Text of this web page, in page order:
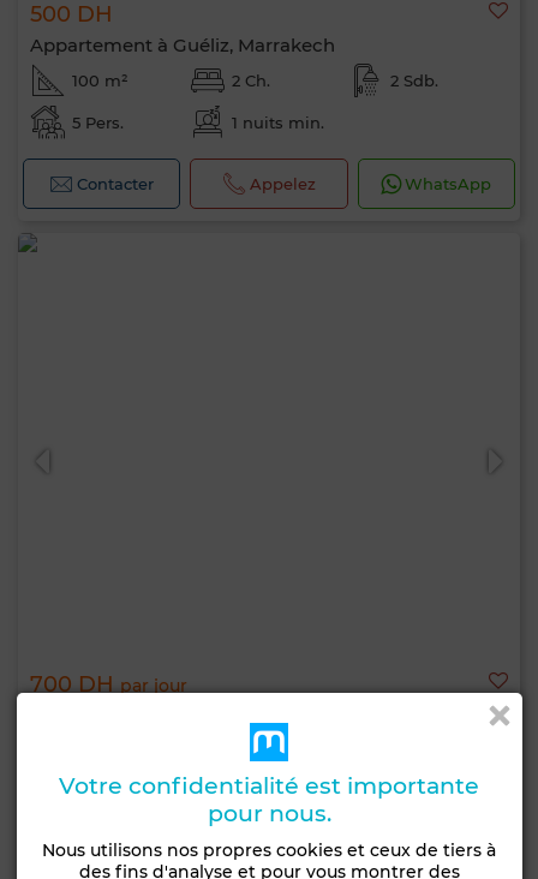
500 DH
Appartement à Guéliz, Marrakech
100 m² 2 Ch. 2 Sdb.
5 Pers. 1 nuits min.
Contacter Appelez WhatsApp
700 DH par jour
3 Ch.
4 Pers. 1 nuits min.
Contacter Appelez WhatsApp
Votre confidentialité est importante
pour nous.
Nous utilisons nos propres cookies et ceux de tiers à
des fins d'analyse et pour vous montrer des